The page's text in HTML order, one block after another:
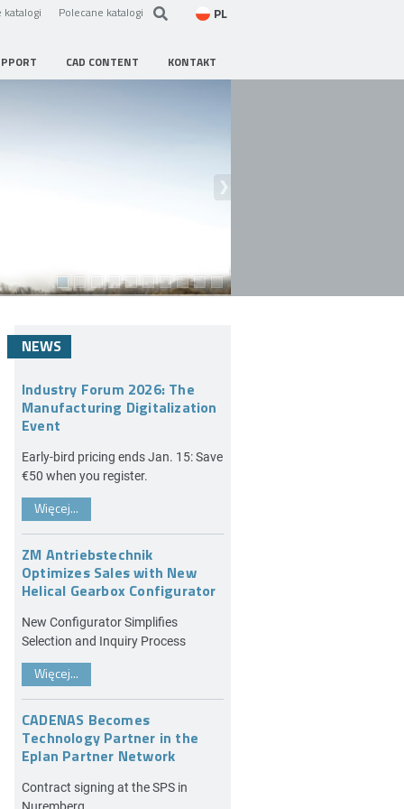
katalogi Polecane katalogi PL
CAD CONTENT KONTAKT
NEWS
Industry Forum 2026: The
Manufacturing Digitalization
Event
Early-bird pricing ends Jan. 15: Save
€50 when you register.
Więcej...
ZM Antriebstechnik
Optimizes Sales with New
Helical Gearbox Configurator
New Configurator Simplifies
Selection and Inquiry Process
Więcej...
CADENAS Becomes
Technology Partner in the
Eplan Partner Network
Contract signing at the SPS in